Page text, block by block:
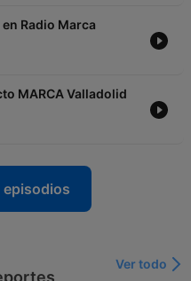
Radio Marca
MARCA Valladolid
episodios
Ver todo